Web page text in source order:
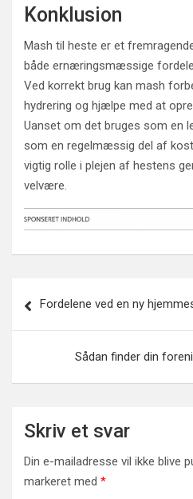
Konklusion
Mash til heste er et
både ernæringsmæssige
Ved korrekt brug kan mash
hydrering og hjælpe med at
Uanset om det bruges som en
som en regelmæssig del af
vigtig rolle i plejen af hestens
velvære.
Fordelene ved en ny
Sådan finder din
Skriv et svar
Din e-mailadresse vil ikke blive
markeret med *